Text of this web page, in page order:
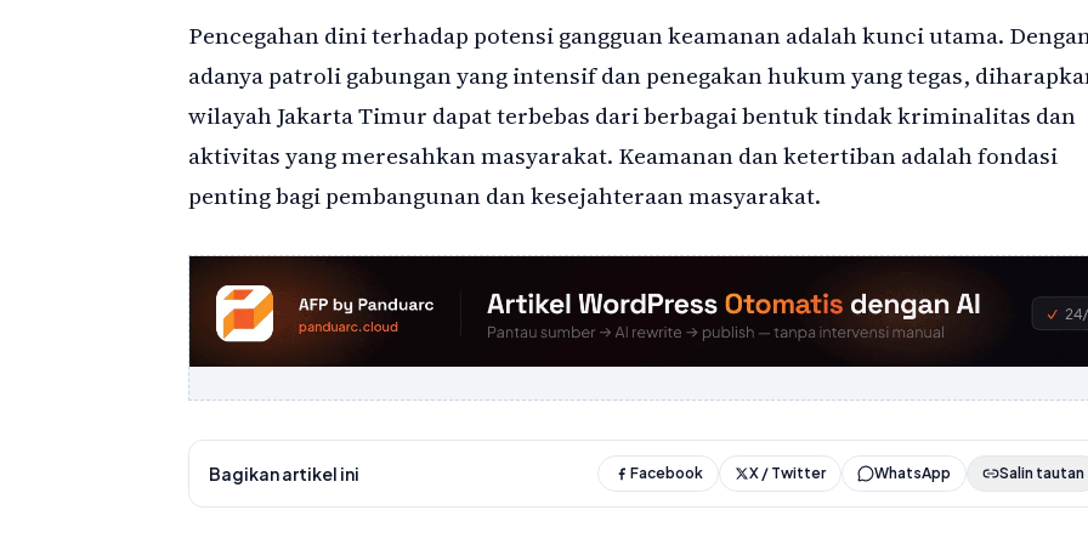
Pencegahan dini terhadap potensi gangguan keamanan adalah kunci utama.
adanya patroli gabungan yang intensif dan penegakan hukum yang tegas,
wilayah Jakarta Timur dapat terbebas dari berbagai bentuk tindak kriminalitas dan
aktivitas yang meresahkan masyarakat. Keamanan dan ketertiban adalah fondasi
penting bagi pembangunan dan kesejahteraan masyarakat.
Bagikan artikel ini Facebook X / Twitter WhatsApp Salin tautan